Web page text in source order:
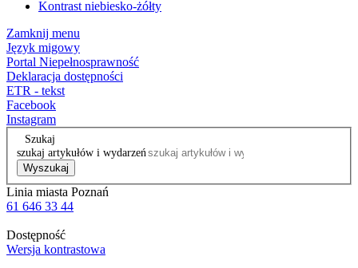
Kontrast niebiesko-żółty
Zamknij menu
Język migowy
Portal Niepełnosprawność
Deklaracja dostępności
ETR - tekst
Facebook
Instagram
Szukaj
szukaj artykułów i wydarzeń
Wyszukaj
Linia miasta Poznań
61 646 33 44
Dostępność
Wersja kontrastowa